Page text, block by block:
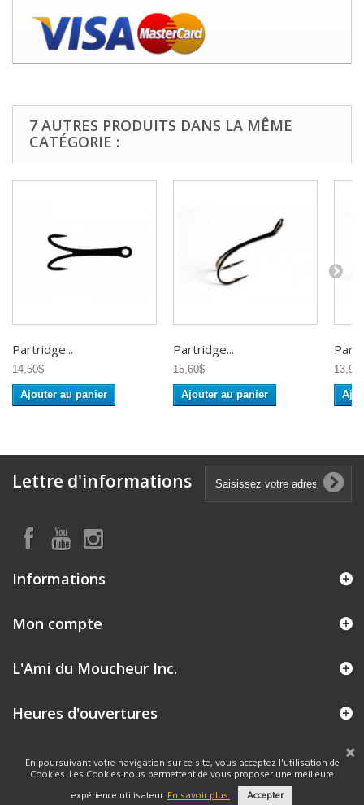
7 AUTRES PRODUITS DANS LA MÊME
CATÉGORIE :
Partridge...
14,50$
Ajouter au panier
Partridge...
15,60$
Ajouter au panier
Lettre d'informations
Informations
Mon compte
L'Ami du Moucheur Inc.
Heures d'ouvertures
En poursuivant votre navigation sur ce site, vous acceptez l'utilisation de
Cookies. Les Cookies nous permettent de vous proposer une meilleure
expérience utilisateur.En savoir plus. Accepter